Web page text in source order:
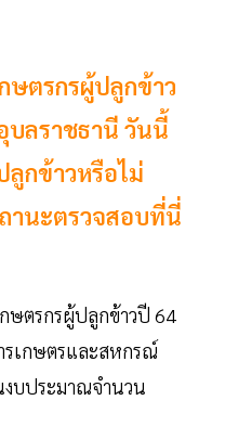
ษตรกรผู้ปลูกข้าว
บลราชธานี วันนี้
ลูกข้าวหรือไม่
านะตรวจสอบที่นี่
กษตรกรผู้ปลูกข้าวปี 64
รเกษตรและสหกรณ์
งบประมาณจำนวน